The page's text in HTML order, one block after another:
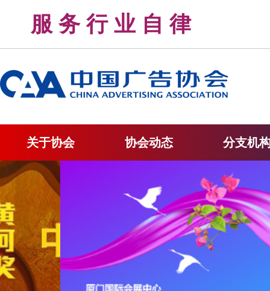
服 务 行 业 自 律
关于协会 协会动态 分支机